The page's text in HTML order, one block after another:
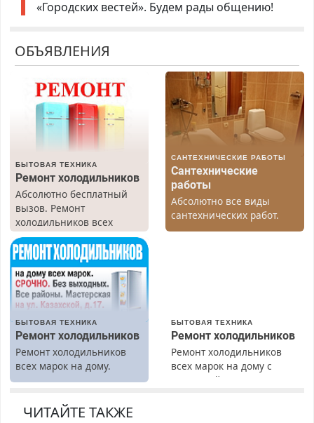
«Городских вестей». Будем рады общению!
ОБЪЯВЛЕНИЯ
БЫТОВАЯ ТЕХНИКА
Ремонт холодильников
Абсолютно бесплатный
вызов. Ремонт
холодильников всех
марок на дому, с
гарантией. Все р-ны.
Срочно. Без выходных.
Пенсионерам – скидки до
40%. Мастер со стажем.
САНТЕХНИЧЕСКИЕ РАБОТЫ
Сантехнические
работы
Абсолютно все виды
сантехнических работ.
Быстро. Качественно.
БЫТОВАЯ ТЕХНИКА
Ремонт холодильников
Ремонт холодильников
всех марок на дому.
БЫТОВАЯ ТЕХНИКА
Ремонт холодильников
Ремонт холодильников
всех марок на дому с
гарантией. Замена
ЧИТАЙТЕ ТАКЖЕ